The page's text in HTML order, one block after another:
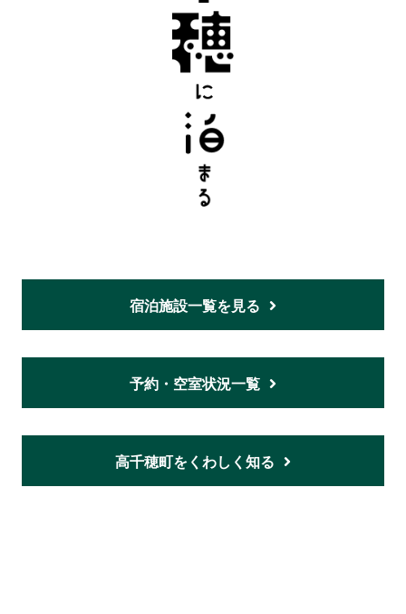
宿泊施設一覧を見る
予約・空室状況一覧
高千穂町をくわしく知る